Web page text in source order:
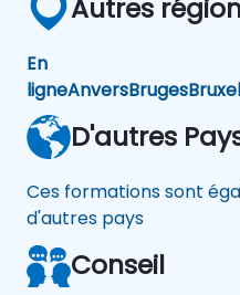
Autres
En
ligneAnversBruges
D'autres
Ces formations sont
d'autres pays
Conseil